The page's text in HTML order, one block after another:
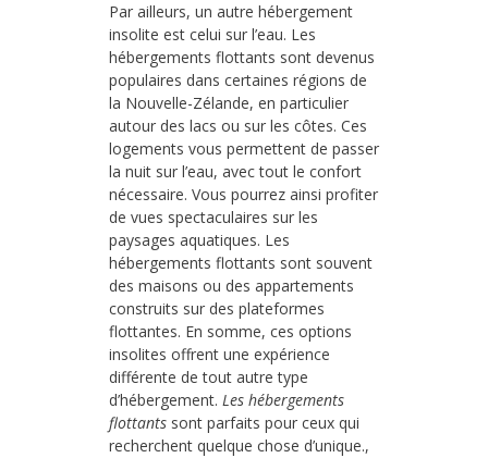
Par ailleurs, un autre hébergement
insolite est celui sur l’eau. Les
hébergements flottants sont devenus
populaires dans certaines régions de
la Nouvelle-Zélande, en particulier
autour des lacs ou sur les côtes. Ces
logements vous permettent de passer
la nuit sur l’eau, avec tout le confort
nécessaire. Vous pourrez ainsi profiter
de vues spectaculaires sur les
paysages aquatiques. Les
hébergements flottants sont souvent
des maisons ou des appartements
construits sur des plateformes
flottantes. En somme, ces options
insolites offrent une expérience
différente de tout autre type
d’hébergement. Les hébergements
flottants sont parfaits pour ceux qui
recherchent quelque chose d’unique.,